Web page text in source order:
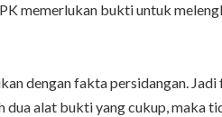
memerlukan bukti untuk
dengan fakta persidangan.
dua alat bukti yang cukup, maka